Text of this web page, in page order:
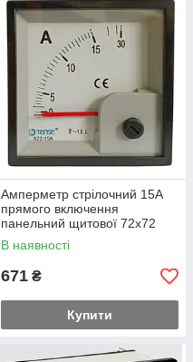
Амперметр стрілочний 15А
прямого включення
панельний щитової 72х72
В наявності
671 ₴
Купити